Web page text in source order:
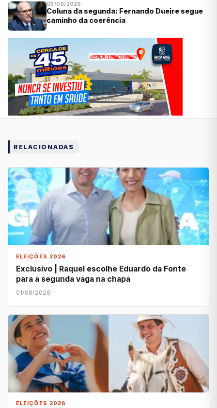
03/08/2026
Coluna da segunda: Fernando Dueire segue
caminho da coerência
RELACIONADAS
ELEIÇÕES 2026
Exclusivo | Raquel escolhe Eduardo da Fonte
para a segunda vaga na chapa
01/08/2026
ELEIÇÕES 2026